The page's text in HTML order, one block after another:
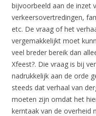
bijvoorbeeld aan de inzet
verkeersovertredingen,
etc. De vraag of het
vergemakkelijkt moet
veel breder bereik dan
Xfeest?. Die vraag is bij
nadrukkelijk aan de orde
steeds dat verhaal van
moeten zijn omdat het
kerntaak van de overheid